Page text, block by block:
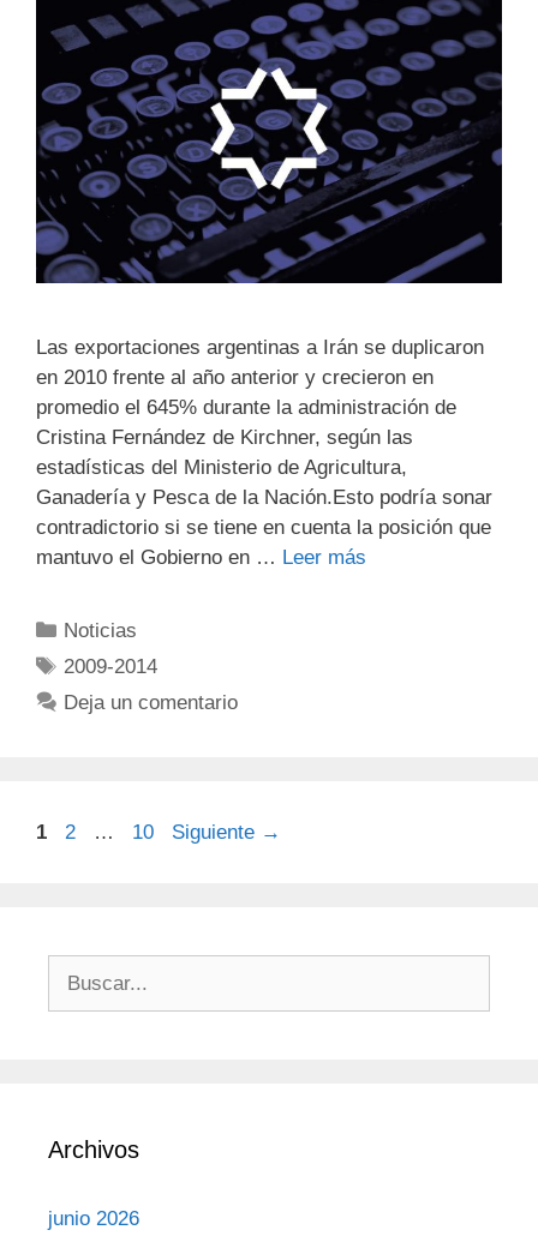
Las exportaciones argentinas a Irán se duplicaron
en 2010 frente al año anterior y crecieron en
promedio el 645% durante la administración de
Cristina Fernández de Kirchner, según las
estadísticas del Ministerio de Agricultura,
Ganadería y Pesca de la Nación.Esto podría sonar
contradictorio si se tiene en cuenta la posición que
mantuvo el Gobierno en … Leer más
Noticias
2009-2014
Deja un comentario
1 2 … 10 Siguiente →
Archivos
junio 2026